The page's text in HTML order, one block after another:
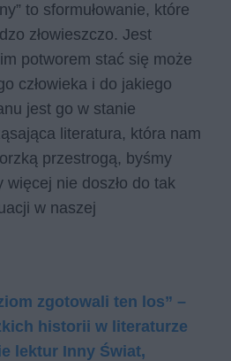
to sformułowanie, które
złowieszczo. Jest
potworem stać się może
człowieka i do jakiego
jest go w stanie
literatura, która nam
przestrogą, byśmy
nie doszło do tak
w naszej
zgotowali ten los” –
historii w literaturze
lektur Inny Świat,